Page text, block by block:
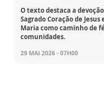
O texto destaca a
Sagrado Coração de
Maria como caminho de
comunidades.
29 MAI 2026 - 07H00